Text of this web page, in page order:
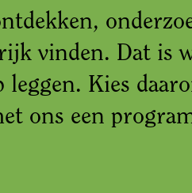
vinden. Dat is
Kies
ons een